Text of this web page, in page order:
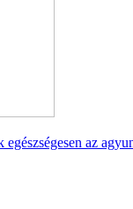
az